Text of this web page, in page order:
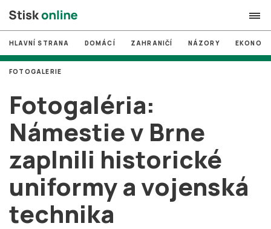
search
# MUNI
# Brno
# volby
login PŘIHLÁSIT SE
Zapomněli jste heslo?
HLAVNÍ STRANA DOMÁCÍ ZAHRANIČÍ NÁZORY
Fotogaléria:
Námestie v Brne
zaplnili historické
uniformy a vojenská
technika
FOTOGALERIE